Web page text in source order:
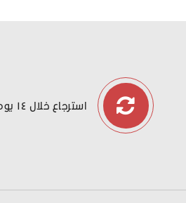
استرجاع خلال ١٤ يوما